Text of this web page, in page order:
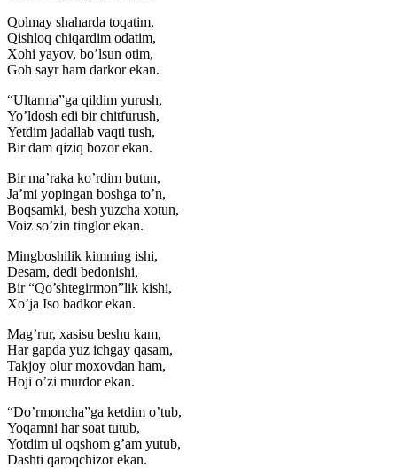
Qolmay shaharda toqatim,
Qishloq chiqardim odatim,
Xohi yayov, bo’lsun otim,
Goh sayr ham darkor ekan.
“Ultarma”ga qildim yurush,
Yo’ldosh edi bir chitfurush,
Yetdim jadallab vaqti tush,
Bir dam qiziq bozor ekan.
Bir ma’raka ko’rdim butun,
Ja’mi yopingan boshga to’n,
Boqsamki, besh yuzcha xotun,
Voiz so’zin tinglor ekan.
Mingboshilik kimning ishi,
Desam, dedi bedonishi,
Bir “Qo’shtegirmon”lik kishi,
Xo’ja Iso badkor ekan.
Mag’rur, xasisu beshu kam,
Har gapda yuz ichgay qasam,
Takjoy olur moxovdan ham,
Hoji o’zi murdor ekan.
“Do’rmoncha”ga ketdim o’tub,
Yoqamni har soat tutub,
Yotdim ul oqshom g’am yutub,
Dashti qaroqchizor ekan.